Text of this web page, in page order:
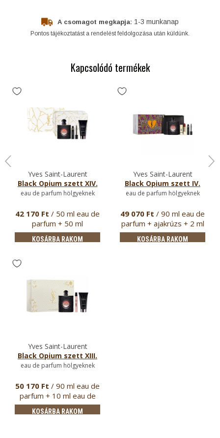
A csomagot megkapja: 1-3 munkanap
Pontos tájékoztatást a rendelést feldolgozása után küldünk.
Kapcsolódó termékek
Yves Saint-Laurent
Black Opium szett XIV.
eau de parfum hölgyeknek
42 170 Ft / 50 ml eau de
parfum + 50 ml
testápoló …
KOSÁRBA RAKOM
Yves Saint-Laurent
Black Opium szett IV.
eau de parfum hölgyeknek
49 070 Ft / 90 ml eau de
parfum + ajakrúzs + 2 ml
…
KOSÁRBA RAKOM
Yves Saint-Laurent
Black Opium szett XIII.
eau de parfum hölgyeknek
50 170 Ft / 90 ml eau de
parfum + 10 ml eau de
par…
KOSÁRBA RAKOM